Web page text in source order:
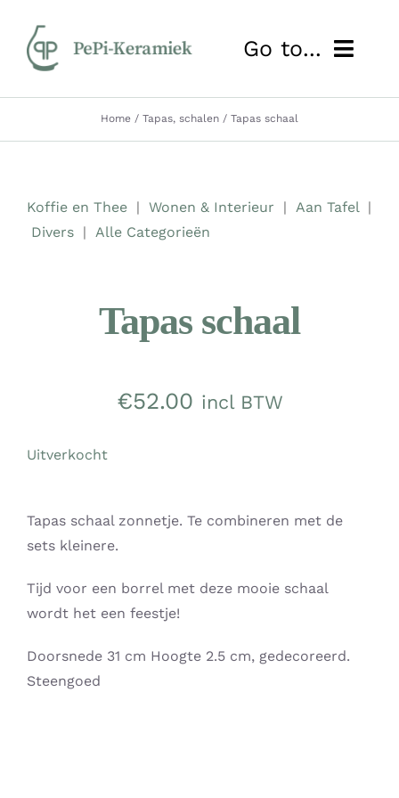
naar
inhoud
Go to...
HOME
NIEUWS
WORKSHOP
CONTACT
Home Tapas, schalen Tapas schaal
Koffie en Thee| Wonen & Interieur | Aan Tafel|
Divers| Alle Categorieën
Tapas schaal
€52.00 incl BTW
Uitverkocht
Tapas schaal zonnetje. Te combineren met de
sets kleinere.
Tijd voor een borrel met deze mooie schaal
wordt het een feestje!
Doorsnede 31 cm Hoogte 2.5 cm, gedecoreerd.
Steengoed